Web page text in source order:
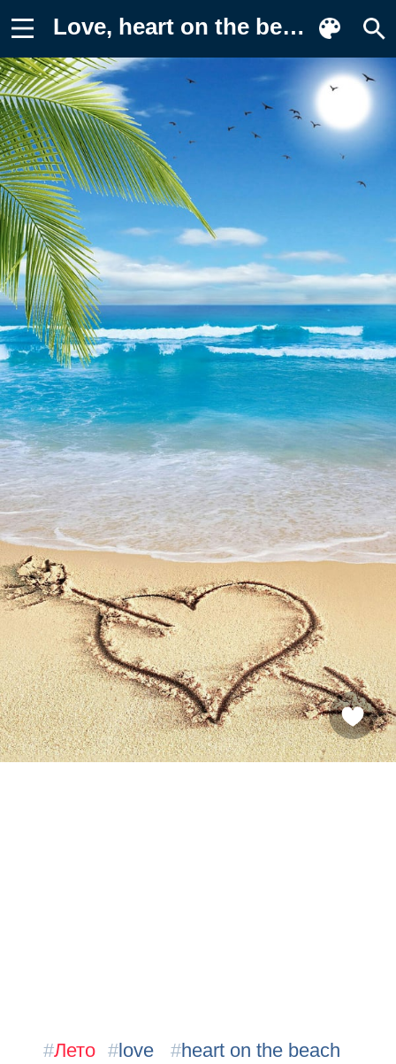
Love, heart on the beach, любовь Фон для телефона
#Лето #love #heart on the beach